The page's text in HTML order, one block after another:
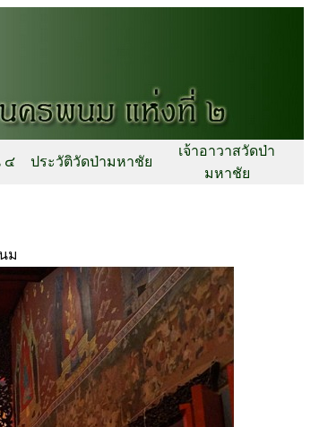
๔ ประวัติวัดป่ามหาชัย
เจ้าอาวาสวัดป่า
มหาชัย
ม